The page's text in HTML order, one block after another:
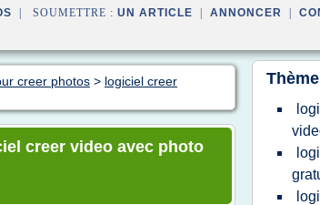
| SOUMETTRE : UN ARTICLE ANNONCER
creer photos > logiciel creer
creer video avec photo